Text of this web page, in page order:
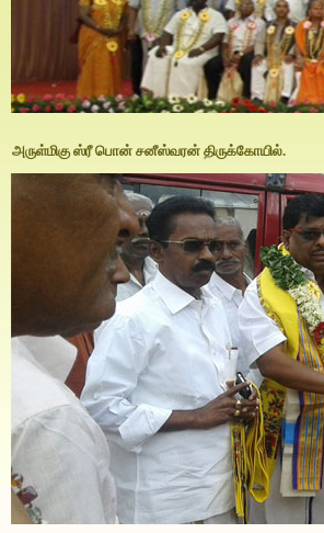
அருள்மிகு ஸ்ரீ பொன் சனீஸ்வரன் திருக்கோயில்.